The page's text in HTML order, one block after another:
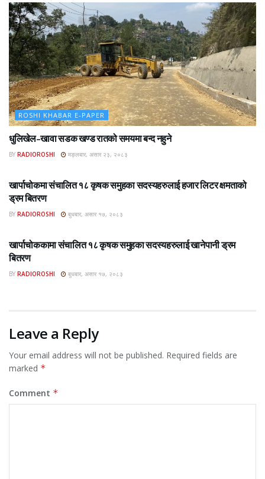
ROSHI KHABAR E-PAPER
धुलिखेल–खावा सडक खण्ड रातको समयमा बन्द नहुने
BY RADIOROSHI मङ्लबार, असार २३, २०८३
खार्पाचोकमा संचालित १८ कृषक समुहका सदस्यहरुलाई हजार लिटर क्षमताको
ड्रम बितरण
BY RADIOROSHI बुधबार, असार १७, २०८३
खार्पाचोककामा संचालित १८ कृषक समुहका सदस्यहरुलाई खानेपानी ड्रम
बितरण
BY RADIOROSHI बुधबार, असार १७, २०८३
Leave a Reply
Your email address will not be published. Required fields are
marked *
Comment *